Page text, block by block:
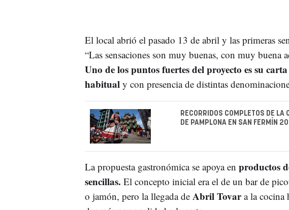
El local abrió el pasado 13 de abril y las primeras
“Las sensaciones son muy buenas, con muy buena
Uno de los puntos fuertes del proyecto es su
habitual y con presencia de distintas
RECORRIDOS COMPLETOS DE LA
DE PAMPLONA EN SAN FERMÍN
La propuesta gastronómica se apoya en productos
sencillas. El concepto inicial era el de un bar de
o jamón, pero la llegada de Abril Tovara la cocina